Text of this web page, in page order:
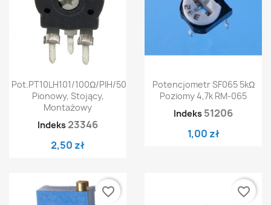
Pot.PT10LH101/100Ω/PIH/500
Pionowy, Stojący,
Montażowy
Indeks 23346
2,50 zł
Potencjometr SF065 5kΩ
Poziomy 4,7k RM-065
Indeks 51206
1,00 zł
favorite_border favorite_border